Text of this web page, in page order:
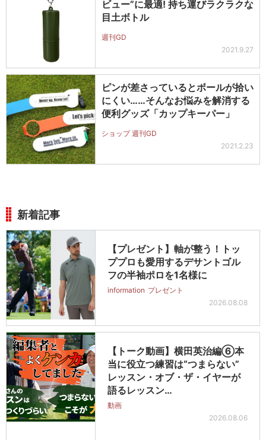
ビュー”に最適! 持ち運びラクラクな
目土ボトル
週刊GD
2021.9.27
ピンが差さっているとボールが拾い
にくい……そんなお悩みを解消する
便利グッズ「カップキーパー」
ショップ 週刊GD
2021.2.23
新着記事
【プレゼント】軸が整う！トッ
ププロも愛用するデサントゴル
フの半袖ポロを1名様に
information プレゼント
2026.08.08
【トーク動画】横田英治編⑥本
当に役立つ練習は“つまらない”
レッスン・オブ・ザ・イヤーが
語るレッスン…
動画
2026.08.06